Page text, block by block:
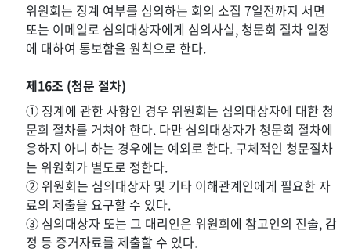
위원회는 징계 여부를 심의하는 회의 소집 7일전까지 서면
또는 이메일로 심의대상자에게 심의사실, 청문회 절차 일정
에 대하여 통보함을 원칙으로 한다.
제16조 (청문 절차)
① 징계에 관한 사항인 경우 위원회는 심의대상자에 대한 청
문회 절차를 거쳐야 한다. 다만 심의대상자가 청문회 절차에
응하지 아니 하는 경우에는 예외로 한다. 구체적인 청문절차
는 위원회가 별도로 정한다.
② 위원회는 심의대상자 및 기타 이해관계인에게 필요한 자
료의 제출을 요구할 수 있다.
③ 심의대상자 또는 그 대리인은 위원회에 참고인의 진술, 감
정 등 증거자료를 제출할 수 있다.